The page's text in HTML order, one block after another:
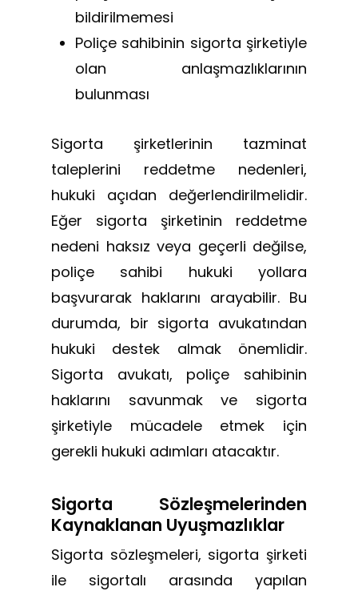
bildirilmemesi
Poliçe sahibinin sigorta şirketiyle
olan anlaşmazlıklarının
bulunması
Sigorta şirketlerinin tazminat
taleplerini reddetme nedenleri,
hukuki açıdan değerlendirilmelidir.
Eğer sigorta şirketinin reddetme
nedeni haksız veya geçerli değilse,
poliçe sahibi hukuki yollara
başvurarak haklarını arayabilir. Bu
durumda, bir sigorta avukatından
hukuki destek almak önemlidir.
Sigorta avukatı, poliçe sahibinin
haklarını savunmak ve sigorta
şirketiyle mücadele etmek için
gerekli hukuki adımları atacaktır.
Sigorta Sözleşmelerinden
Kaynaklanan Uyuşmazlıklar
Sigorta sözleşmeleri, sigorta şirketi
ile sigortalı arasında yapılan